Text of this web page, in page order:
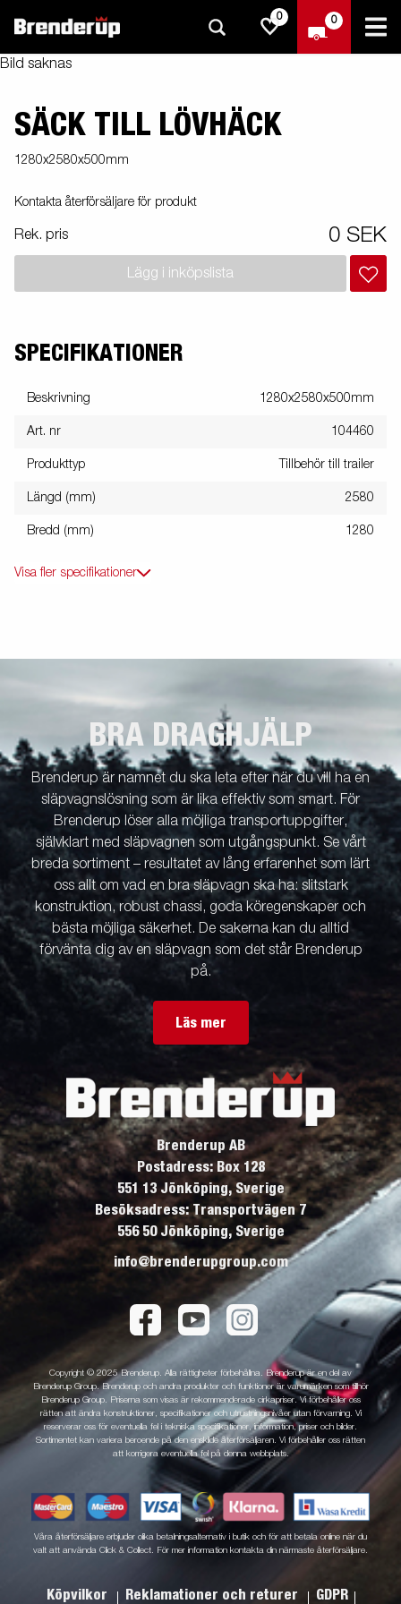
0 0
Bild saknas
SÄCK TILL LÖVHÄCK
1280x2580x500mm
Kontakta återförsäljare för produkt
Rek. pris 0 SEK
Lägg i inköpslista
SPECIFIKATIONER
Beskrivning 1280x2580x500mm
Art. nr 104460
Produkttyp Tillbehör till trailer
Längd (mm) 2580
Bredd (mm) 1280
Visa fler specifikationer
BRA DRAGHJÄLP
Brenderup är namnet du ska leta efter när du vill ha en
släpvagnslösning som är lika effektiv som smart. För
Brenderup löser alla möjliga transportuppgifter,
självklart med släpvagnen som utgångspunkt. Se vårt
breda sortiment – resultatet av lång erfarenhet som lärt
oss allt om vad en bra släpvagn ska ha: slitstark
konstruktion, robust chassi, goda köregenskaper och
bästa möjliga säkerhet. De sakerna kan du alltid
förvänta dig av en släpvagn som det står Brenderup
på.
Läs mer
Brenderup AB
Postadress: Box 128
551 13 Jönköping, Sverige
Besöksadress: Transportvägen 7
556 50 Jönköping, Sverige
info@brenderupgroup.com
Copyright © 2025 Brenderup. Alla rättigheter förbehållna. Brenderup är en del av
Brenderup Group. Brenderup och andra produkter och funktioner är varumärken som tillhör
Brenderup Group. Priserna som visas är rekommenderade cirkapriser. Vi förbehåller oss
rätten att ändra konstruktioner, specifikationer och utrustningsnivåer utan förvarning. Vi
reserverar oss för eventuella fel i tekniska specifikationer, information, priser och bilder.
Sortimentet kan variera beroende på den enskilde återförsäljaren. Vi förbehåller oss rätten
att korrigera eventuella fel på denna webbplats.
Våra återförsäljare erbjuder olika betalningsalternativ i butik och för att betala online när du
valt att använda Click & Collect. För mer information kontakta din närmaste återförsäljare.
Köpvilkor Reklamationer och returer GDPR